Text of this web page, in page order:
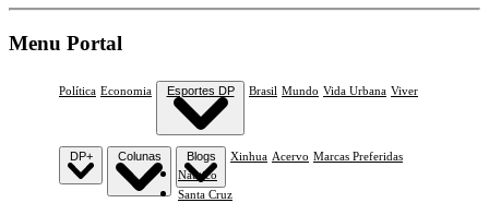
Menu Portal
Política Economia Esportes DP
Náutico
Santa Cruz
Brasil Mundo Vida Urbana Viver
DP+ Colunas Blogs Xinhua Acervo Marcas Preferidas